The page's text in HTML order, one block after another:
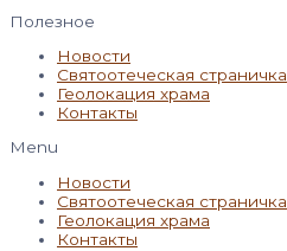
Полезное
Новости
Святоотеческая страничка
Геолокация храма
Контакты
Menu
Новости
Святоотеческая страничка
Геолокация храма
Контакты